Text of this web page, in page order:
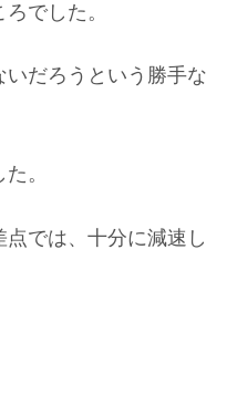
でした。
だろうという勝手な
。
では、十分に減速し